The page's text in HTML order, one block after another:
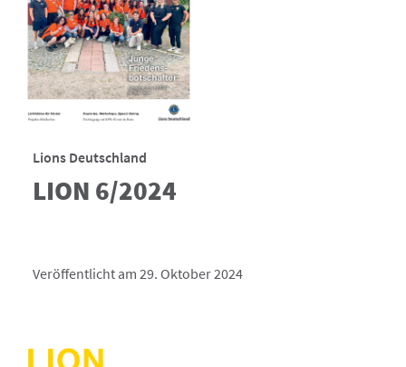
Lions Deutschland
LION 6/2024
Veröffentlicht am 29. Oktober 2024